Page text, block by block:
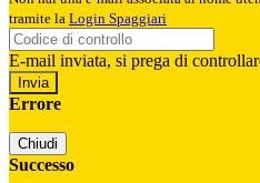
tramite la Login Spaggiari
E-mail inviata, si prega di
Errore
Chiudi
Successo